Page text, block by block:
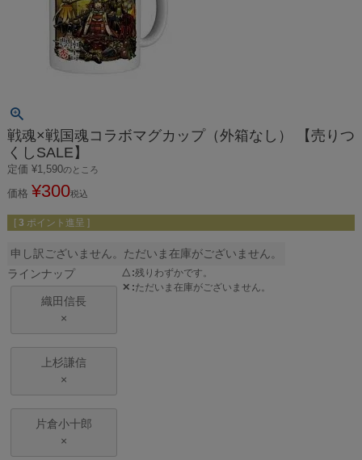
戦魂×戦国魂コラボマグカップ（外箱なし） 【売りつ
くしSALE】
定価 ¥1,590のところ
価格 ¥300税込
[ 3 ポイント進呈 ]
申し訳ございません。ただいま在庫がございません。
ラインナップ
織田信長
×
上杉謙信
×
片倉小十郎
×
△ 残りわずかです。
✕ ただいま在庫がございません。